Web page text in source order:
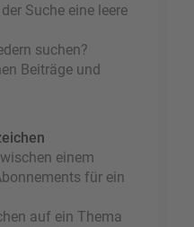
Suche eine leere
suchen?
Beiträge und
einem
für ein
auf ein Thema